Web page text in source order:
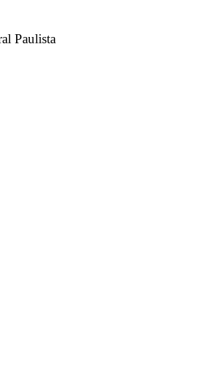
Paulista